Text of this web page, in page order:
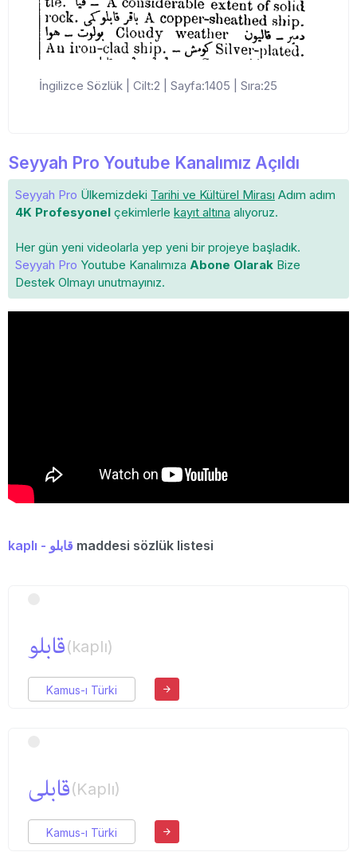
İngilizce Sözlük | Cilt:2 | Sayfa:1405 | Sıra:25
Seyyah Pro Youtube Kanalımız Açıldı
Seyyah Pro Ülkemizdeki Tarihi ve Kültürel Mirası Adım adım
4K Profesyonel çekimlerle kayıt altına alıyoruz.
Her gün yeni videolarla yep yeni bir projeye başladık.
Seyyah Pro Youtube Kanalımıza Abone Olarak Bize
Destek Olmayı unutmayınız.
kaplı - قابلو maddesi sözlük listesi
قابلو(kaplı)
Kamus-ı Türki
قابلی(Kaplı)
Kamus-ı Türki